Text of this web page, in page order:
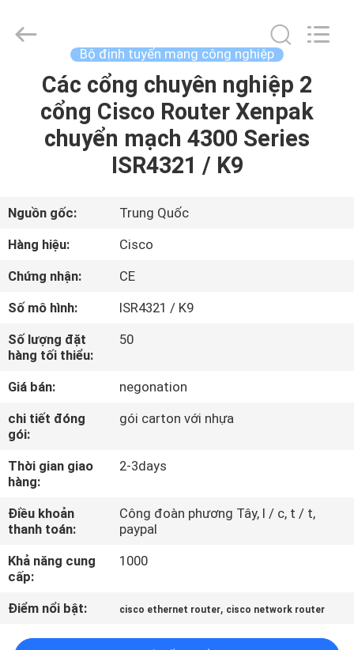
NHÀ
VIDEO
CHÚNG
TÔI
CHUYẾN
THAM
QUAN
NHÀ
MÁY
KIỂM
SOÁT
CHẤT
LƯỢNG
LonRise
Equipment
Bộ định tuyến mạng công nghiệp
Các cổng chuyên nghiệp 2
cổng Cisco Router Xenpak
chuyển mạch 4300 Series
ISR4321 / K9
Nguồn gốc:
Trung Quốc
Hàng hiệu:
Cisco
Chứng nhận:
CE
Số mô hình:
ISR4321 / K9
Số lượng đặt
hàng tối thiểu:
50
Giá bán:
negonation
chi tiết đóng
gói:
gói carton với nhựa
Thời gian giao
hàng:
2-3days
Điều khoản
thanh toán:
Công đoàn phương Tây, l / c, t / t,
paypal
Khả năng cung
cấp:
1000
Điểm nổi bật: cisco ethernet router, cisco network router